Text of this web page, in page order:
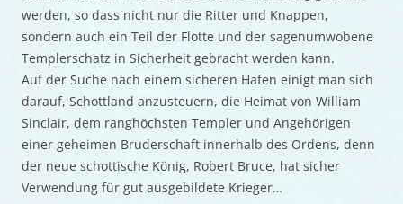
werden, so dass nicht nur die Ritter und Knappen,
sondern auch ein Teil der Flotte und der sagenumwobene
Templerschatz in Sicherheit gebracht werden kann.
Auf der Suche nach einem sicheren Hafen einigt man sich
darauf, Schottland anzusteuern, die Heimat von William
Sinclair, dem ranghöchsten Templer und Angehörigen
einer geheimen Bruderschaft innerhalb des Ordens, denn
der neue schottische König, Robert Bruce, hat sicher
Verwendung für gut ausgebildete Krieger…